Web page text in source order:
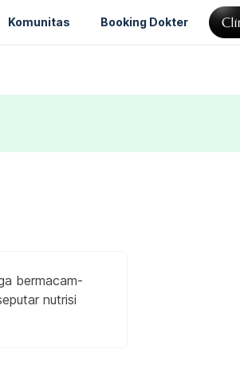
Komunitas Booking Dokter
bermacam-
nutrisi